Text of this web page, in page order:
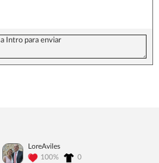
LoreAviles
100%
0